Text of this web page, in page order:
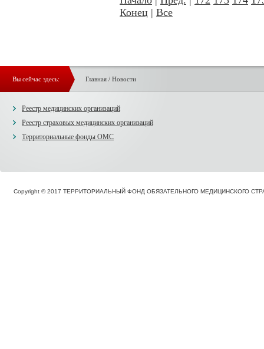
Конец | Все
Вы сейчас здесь: Главная/ Новости
Реестр медицинских организаций
Реестр страховых медицинских организаций
Территориальные фонды ОМС
Copyright © 2017 ТЕРРИТОРИАЛЬНЫЙ ФОНД ОБЯЗАТЕЛЬНОГО МЕДИЦИНСКОГО